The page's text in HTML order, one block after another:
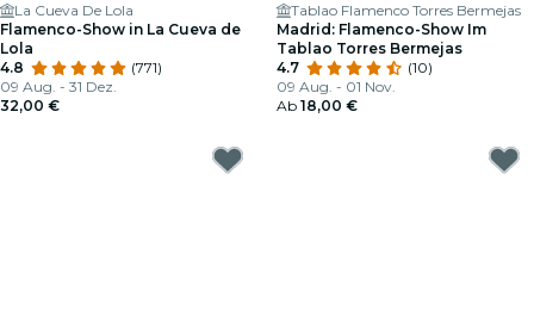
La Cueva De Lola
Flamenco-Show in La Cueva de
Lola
4.8
(771)
09 Aug. - 31 Dez.
32,00 €
Tablao Flamenco Torres Bermejas
Madrid: Flamenco-Show Im
Tablao Torres Bermejas
4.7
(10)
09 Aug. - 01 Nov.
Ab 18,00 €